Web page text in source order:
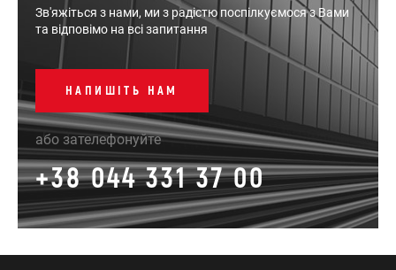
Зв'яжіться з нами, ми з радістю поспілкуємося з Вами
та відповімо на всі запитання
НАПИШІТЬ НАМ
або зателефонуйте
+38 044 331 37 00